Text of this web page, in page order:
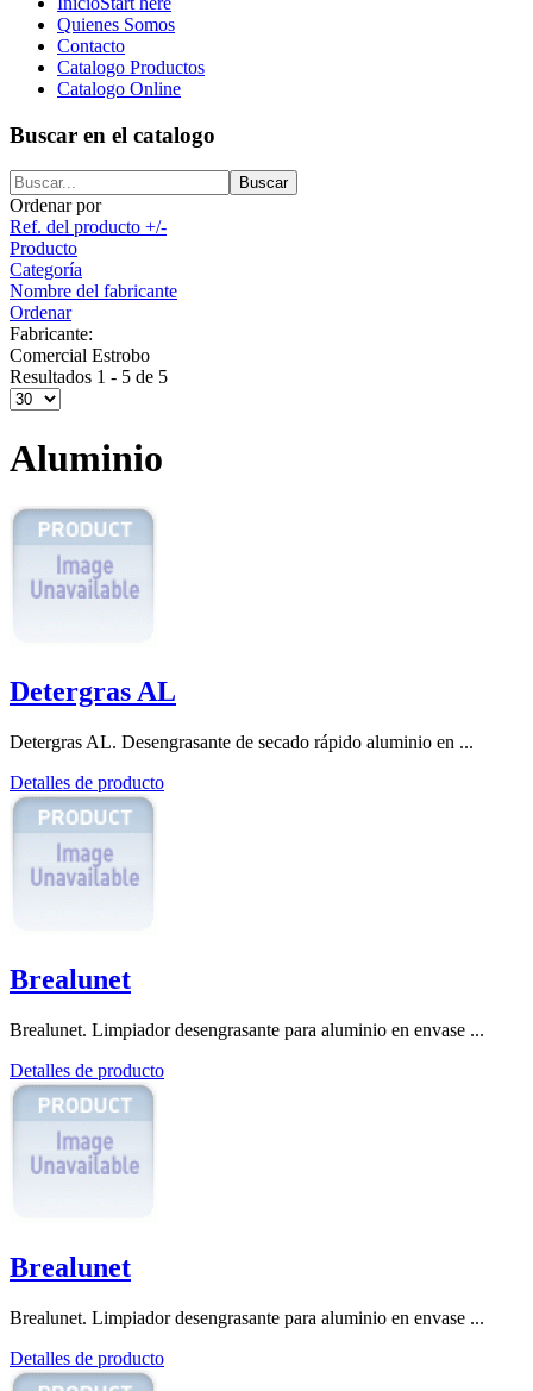
Quienes Somos
Contacto
Catalogo Productos
Catalogo Online
Buscar en el catalogo
Ordenar por
Ref. del producto +/-
Producto
Categoría
Nombre del fabricante
Ordenar
Fabricante:
Comercial Estrobo
Resultados 1 - 5 de 5
Aluminio
Detergras AL
Detergras AL. Desengrasante de secado rápido aluminio en ...
Detalles de producto
Brealunet
Brealunet. Limpiador desengrasante para aluminio en envase ...
Detalles de producto
Brealunet
Brealunet. Limpiador desengrasante para aluminio en envase ...
Detalles de producto